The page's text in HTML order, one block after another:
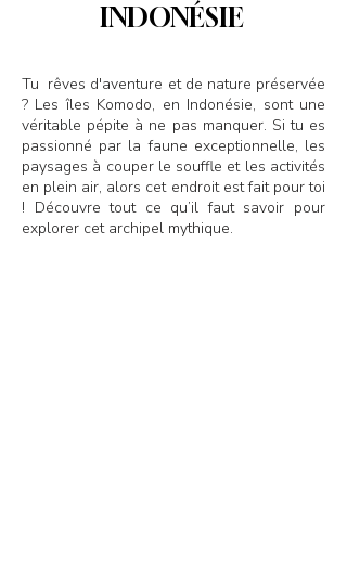
INDONÉSIE
Tu rêves d'aventure et de nature préservée
? Les îles Komodo, en Indonésie, sont une
véritable pépite à ne pas manquer. Si tu es
passionné par la faune exceptionnelle, les
paysages à couper le souffle et les activités
en plein air, alors cet endroit est fait pour toi
! Découvre tout ce qu’il faut savoir pour
explorer cet archipel mythique.